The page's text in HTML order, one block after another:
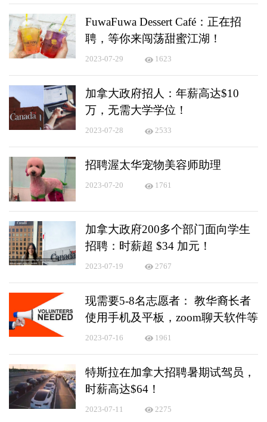
FuwaFuwa Dessert Café：正在招
聘，等你来闯荡甜蜜江湖！
2023-07-29 1623
加拿大政府招人：年薪高达$10
万，无需大学学位！
2023-07-28 2533
招聘渥太华宠物美容师助理
2023-07-20 1761
加拿大政府200多个部门面向学生
招聘：时薪超 $34 加元！
2023-07-19 2767
现需要5-8名志愿者： 教华裔长者
使用手机及平板，zoom聊天软件等
2023-07-16 1961
特斯拉在加拿大招聘暑期试驾员，
时薪高达$64！
2023-07-11 2275